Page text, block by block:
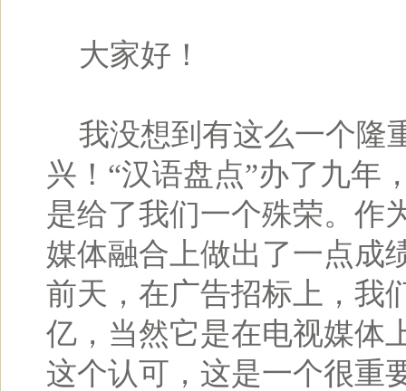
大家好！
我没想到有这么一个隆
兴！“汉语盘点”办了九年
是给了我们一个殊荣。作
媒体融合上做出了一点成
前天，在广告招标上，我
亿，当然它是在电视媒体
这个认可，这是一个很重